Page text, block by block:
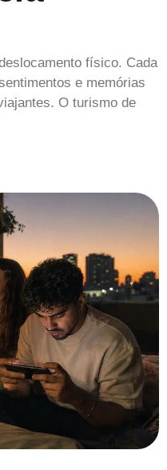
físico. Cada
e memórias
O turismo de